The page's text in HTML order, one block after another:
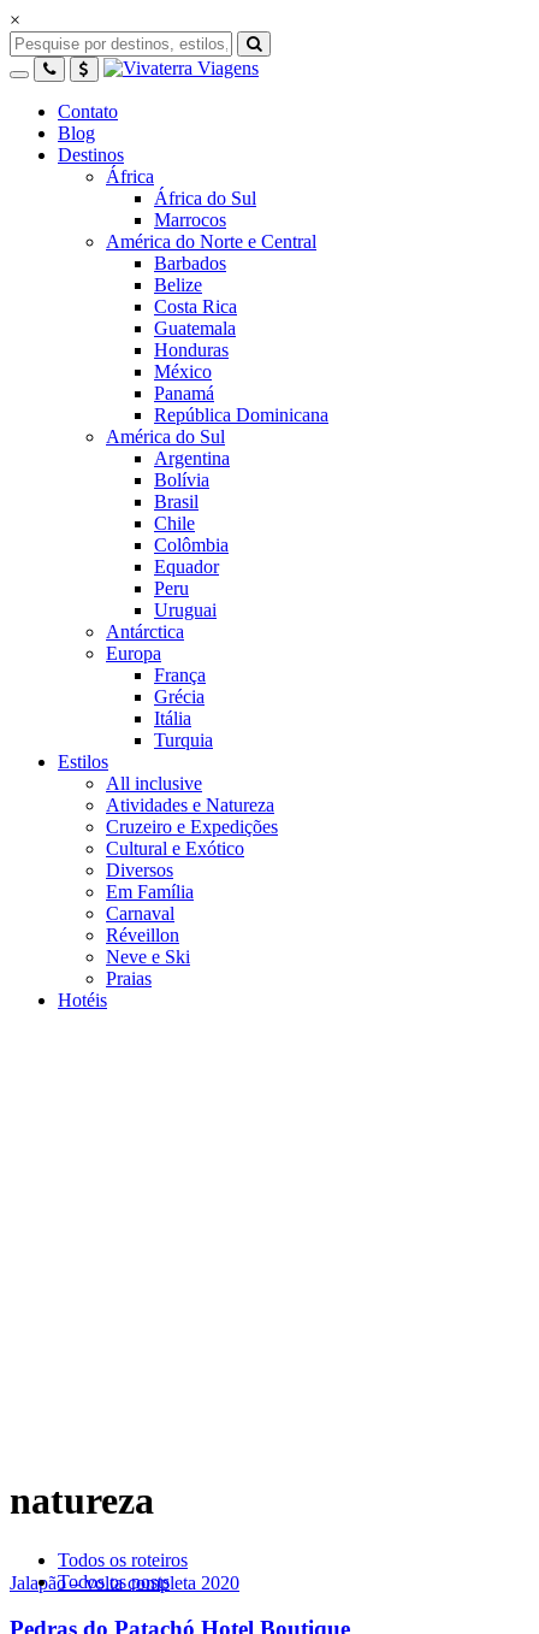
×
Contato
Blog
Destinos
África
África do Sul
Marrocos
América do Norte e Central
Barbados
Belize
Costa Rica
Guatemala
Honduras
México
Panamá
República Dominicana
América do Sul
Argentina
Bolívia
Brasil
Chile
Colômbia
Equador
Peru
Uruguai
Antárctica
Europa
França
Grécia
Itália
Turquia
Estilos
All inclusive
Atividades e Natureza
Cruzeiro e Expedições
Cultural e Exótico
Diversos
Em Família
Carnaval
Réveillon
Neve e Ski
Praias
Hotéis
Jalapão – volta completa 2020
natureza
Todos os roteiros
Todos os posts
Pedras do Patachó Hotel Boutique